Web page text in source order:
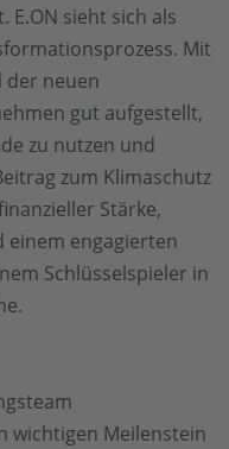
sieht sich als
Mit
der neuen
gut aufgestellt,
zu nutzen und
zum Klimaschutz
Stärke,
einem engagierten
Schlüsselspieler in
wichtigen Meilenstein